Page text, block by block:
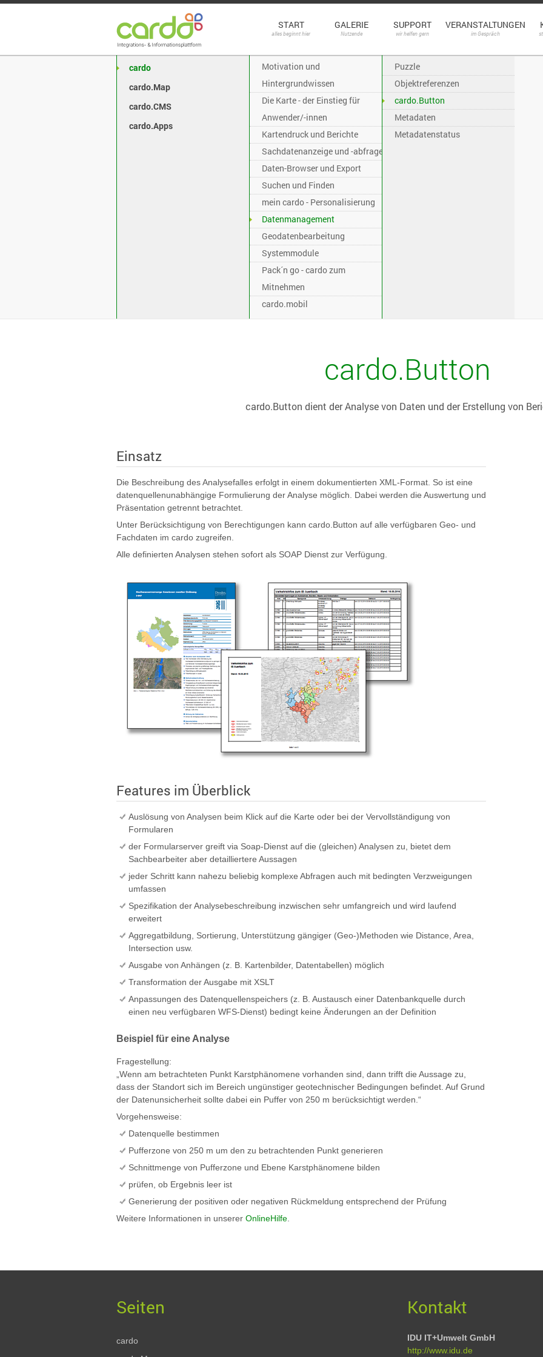
START
alles beginnt hier
GALERIE
Nutzende
SUPPORT
wir helfen gern
VERANSTALTUNGEN
im Gespräch
cardo
cardo.Map
cardo.CMS
cardo.Apps
Motivation und
Hintergrundwissen
Die Karte - der Einstieg für
Anwender/-innen
Kartendruck und Berichte
Sachdatenanzeige und -abfrage
Daten-Browser und Export
Suchen und Finden
mein cardo - Personalisierung
Datenmanagement
Geodatenbearbeitung
Systemmodule
Pack´n go - cardo zum
Mitnehmen
cardo.mobil
Puzzle
Objektreferenzen
cardo.Button
Metadaten
Metadatenstatus
cardo.Button
cardo.Button dient der Analyse von Daten und der Erstellung von
Einsatz
Die Beschreibung des Analysefalles erfolgt in einem dokumentierten XML-Format. So ist eine
datenquellenunabhängige Formulierung der Analyse möglich. Dabei werden die Auswertung und
Präsentation getrennt betrachtet.
Unter Berücksichtigung von Berechtigungen kann cardo.Button auf alle verfügbaren Geo- und
Fachdaten im cardo zugreifen.
Alle definierten Analysen stehen sofort als SOAP Dienst zur Verfügung.
Features im Überblick
Auslösung von Analysen beim Klick auf die Karte oder bei der Vervollständigung von
Formularen
der Formularserver greift via Soap-Dienst auf die (gleichen) Analysen zu, bietet dem
Sachbearbeiter aber detailliertere Aussagen
jeder Schritt kann nahezu beliebig komplexe Abfragen auch mit bedingten Verzweigungen
umfassen
Spezifikation der Analysebeschreibung inzwischen sehr umfangreich und wird laufend
erweitert
Aggregatbildung, Sortierung, Unterstützung gängiger (Geo-)Methoden wie Distance, Area,
Intersection usw.
Ausgabe von Anhängen (z. B. Kartenbilder, Datentabellen) möglich
Transformation der Ausgabe mit XSLT
Anpassungen des Datenquellenspeichers (z. B. Austausch einer Datenbankquelle durch
einen neu verfügbaren WFS-Dienst) bedingt keine Änderungen an der Definition
Beispiel für eine Analyse
Fragestellung:
„Wenn am betrachteten Punkt Karstphänomene vorhanden sind, dann trifft die Aussage zu,
dass der Standort sich im Bereich ungünstiger geotechnischer Bedingungen befindet. Auf Grund
der Datenunsicherheit sollte dabei ein Puffer von 250 m berücksichtigt werden.“
Vorgehensweise:
Datenquelle bestimmen
Pufferzone von 250 m um den zu betrachtenden Punkt generieren
Schnittmenge von Pufferzone und Ebene Karstphänomene bilden
prüfen, ob Ergebnis leer ist
Generierung der positiven oder negativen Rückmeldung entsprechend der Prüfung
Weitere Informationen in unserer OnlineHilfe
cardo
Kontakt
IDU IT+Umwelt GmbH
http://www.idu.de